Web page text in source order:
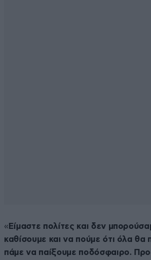
« Είμαστε πολίτες και δεν
καθίσουμε και να πούμε ότι όλα θα
πάμε να παίξουμε ποδόσφαιρο.